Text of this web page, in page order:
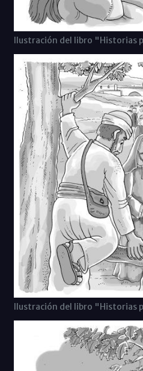
Ilustración del libro "Historias
Ilustración del libro "Historias